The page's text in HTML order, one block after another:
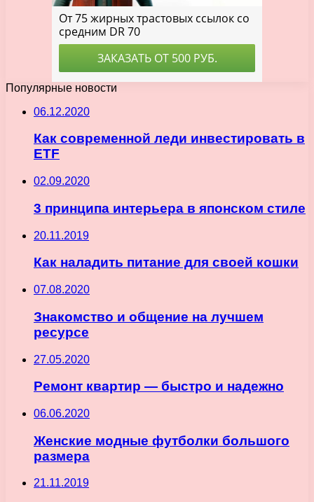
Популярные новости
06.12.2020
Как современной леди инвестировать в
ETF
02.09.2020
3 принципа интерьера в японском стиле
20.11.2019
Как наладить питание для своей кошки
07.08.2020
Знакомство и общение на лучшем
ресурсе
27.05.2020
Ремонт квартир — быстро и надежно
06.06.2020
Женские модные футболки большого
размера
21.11.2019